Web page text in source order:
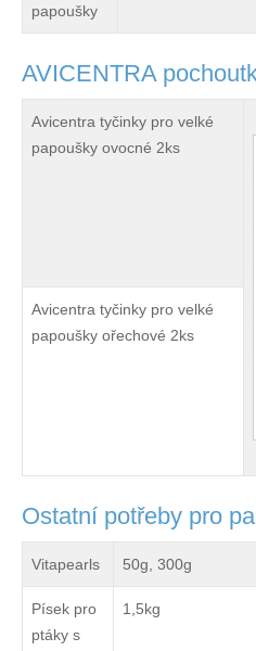
papoušky
AVICENTRA
Avicentra tyčinky pro velké
papoušky ovocné 2ks
Avicentra tyčinky pro velké
papoušky ořechové 2ks
Ostatní potřeby pro
Vitapearls 50g, 300g
Písek pro
ptáky s
1,5kg